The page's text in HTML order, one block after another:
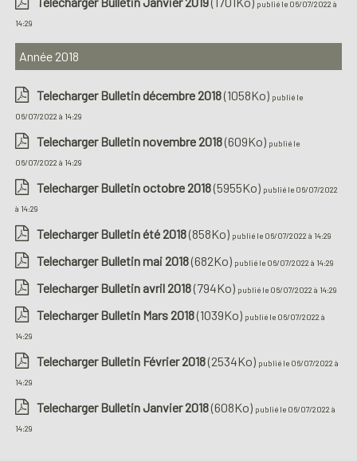
publié le 06/07/2022 à
14:29
Année 2018
Telecharger Bulletin décembre 2018(1058Ko) publié le
06/07/2022 à 14:29
Telecharger Bulletin novembre 2018(609Ko) publié le
06/07/2022 à 14:29
Telecharger Bulletin octobre 2018(5955Ko) publié le 06/07/2022
à 14:29
Telecharger Bulletin été 2018(858Ko) publié le 06/07/2022 à 14:29
Telecharger Bulletin mai 2018(682Ko) publié le 06/07/2022 à 14:29
Telecharger Bulletin avril 2018(794Ko) publié le 06/07/2022 à 14:29
Telecharger Bulletin Mars 2018(1039Ko) publié le 06/07/2022 à
14:29
Telecharger Bulletin Février 2018(2534Ko) publié le 06/07/2022 à
14:29
Telecharger Bulletin Janvier 2018(608Ko) publié le 06/07/2022 à
14:29